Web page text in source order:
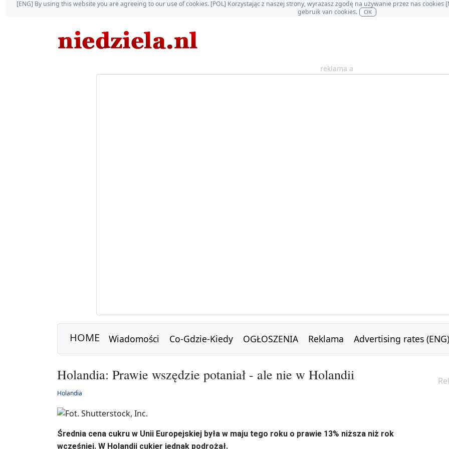
[ENG] By using this website you are agreeing to our use of cookies. [POL] Korzystając z naszej strony, wyrażasz zgodę na używanie przez nas
gebruik van cookies.
OK
reklama a
HOME Wiadomości Co-Gdzie-Kiedy OGŁOSZENIA Reklama Advertising rates (ENG)
Holandia: Prawie wszędzie potaniał - ale nie w Holandii
Holandia
Średnia cena cukru w Unii Europejskiej była w maju tego roku o prawie 13% niższa niż rok
wcześniej. W Holandii cukier jednak podrożał.